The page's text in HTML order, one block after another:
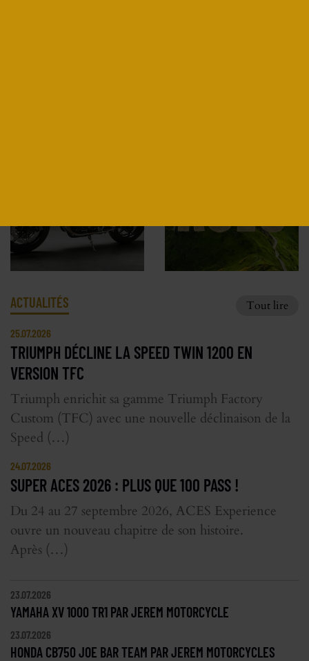
ACTUALITÉS Tout lire
25.07.2026
TRIUMPH DÉCLINE LA SPEED TWIN 1200 EN
VERSION TFC
Triumph enrichit sa gamme Triumph Factory
Custom (TFC) avec une nouvelle déclinaison de la
Speed (…)
24.07.2026
SUPER ACES 2026 : PLUS QUE 100 PASS !
Du 24 au 27 septembre 2026, ACES Experience
ouvre un nouveau chapitre de son histoire.
Après (…)
23.07.2026
YAMAHA XV 1000 TR1 PAR JEREM MOTORCYCLE
23.07.2026
HONDA CB750 JOE BAR TEAM PAR JEREM MOTORCYCLES